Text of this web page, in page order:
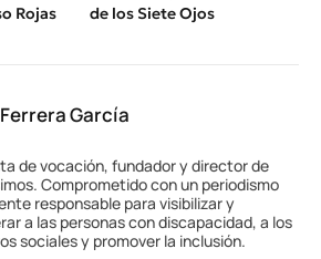
Rojas
de los Siete Ojos
García
de vocación, fundador y director de
Comprometido con un periodismo
responsable para visibilizar y
a las personas con discapacidad, a los
sociales y promover la inclusión.